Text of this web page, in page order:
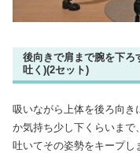
後向きで肩まで腕を下
吐く)(2セット)
吸いながら上体を後ろ向き
か気持ち少し下くらいまで
吐いてその姿勢をキープし